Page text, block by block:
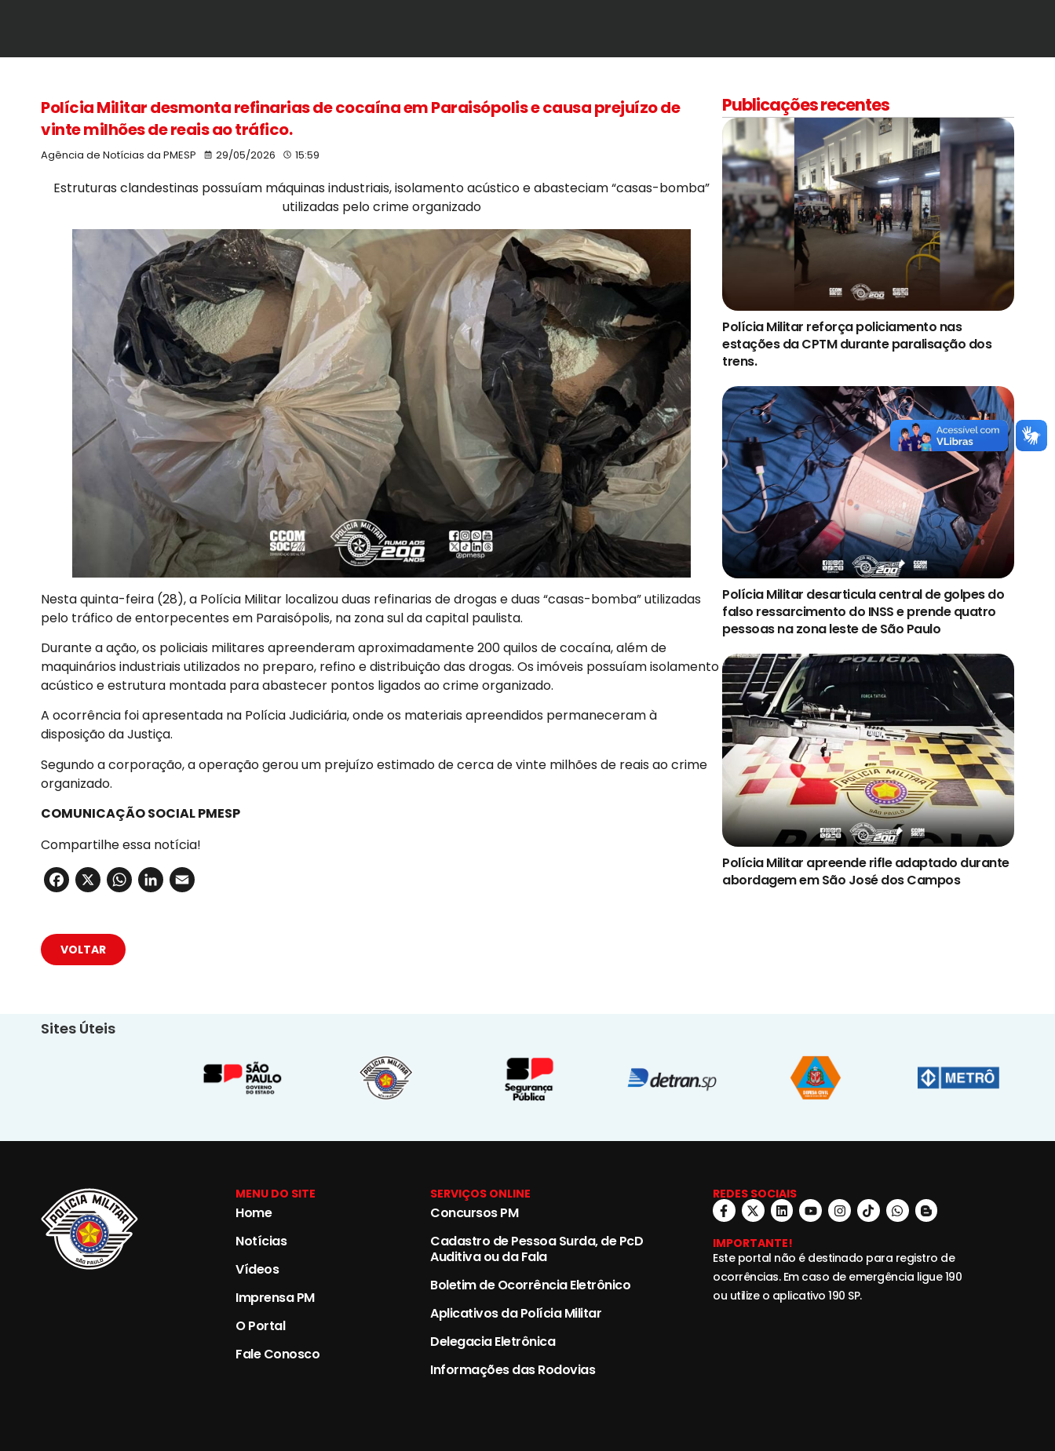
Polícia Militar desmonta refinarias de cocaína em Paraisópolis e causa prejuízo de
vinte milhões de reais ao tráfico.
Agência de Notícias da PMESP 29/05/2026 15:59
Estruturas clandestinas possuíam máquinas industriais, isolamento acústico e abasteciam “casas-bomba”
utilizadas pelo crime organizado
Nesta quinta-feira (28), a Polícia Militar localizou duas refinarias de drogas e duas “casas-bomba” utilizadas
pelo tráfico de entorpecentes em Paraisópolis, na zona sul da capital paulista.
Durante a ação, os policiais militares apreenderam aproximadamente 200 quilos de cocaína, além de
maquinários industriais utilizados no preparo, refino e distribuição das drogas. Os imóveis possuíam isolamento
acústico e estrutura montada para abastecer pontos ligados ao crime organizado.
A ocorrência foi apresentada na Polícia Judiciária, onde os materiais apreendidos permaneceram à
disposição da Justiça.
Segundo a corporação, a operação gerou um prejuízo estimado de cerca de vinte milhões de reais ao crime
organizado.
COMUNICAÇÃO SOCIAL PMESP
Compartilhe essa notícia!
Facebook
X WhatsApp
LinkedIn
Publicações recentes
Polícia Militar reforça policiamento nas
estações da CPTM durante paralisação dos
trens.
Polícia Militar desarticula central de golpes do
falso ressarcimento do INSS e prende quatro
pessoas na zona leste de São Paulo
Polícia Militar apreende rifle adaptado durante
abordagem em São José dos Campos
VOLTAR
Sites Úteis
MENU DO SITE
Home
Notícias
Vídeos
Imprensa PM
O Portal
Fale Conosco
SERVIÇOS ONLINE
Concursos PM
Cadastro de Pessoa Surda, de PcD
Auditiva ou da Fala
Boletim de Ocorrência Eletrônico
Aplicativos da Polícia Militar
Delegacia Eletrônica
Informações das Rodovias
REDES SOCIAIS
IMPORTANTE!
Este portal não é destinado para registro de
ocorrências. Em caso de emergência ligue 190
ou utilize o aplicativo 190 SP.